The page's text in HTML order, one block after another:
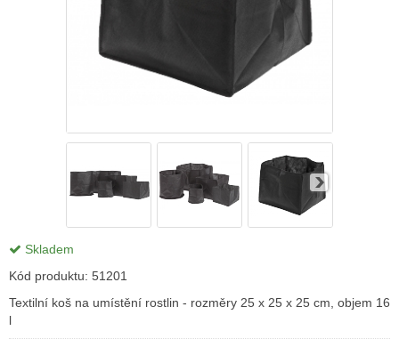
Skladem
Kód produktu: 51201
Textilní koš na umístění rostlin - rozměry 25 x 25 x 25 cm, objem 16
l